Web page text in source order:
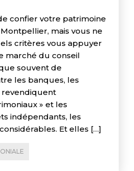
confier votre patrimoine
mais vous ne
critères vous appuyer
marché du conseil
souvent de
les banques, les
revendiquent
» et les
indépendants, les
Et elles […]